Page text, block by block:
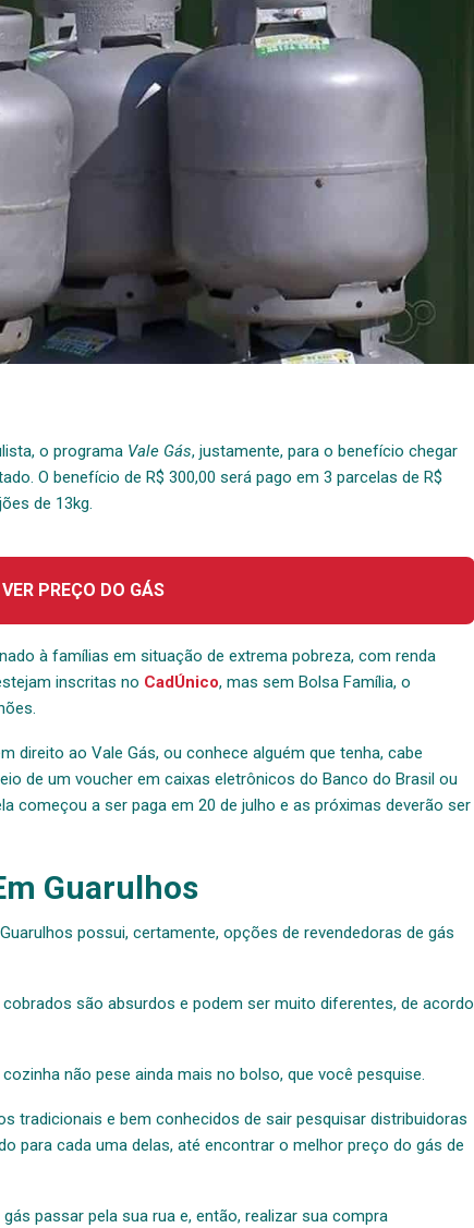
o programa Vale Gás, justamente, para o benefício chegar
O benefício de R$ 300,00 será pago em 3 parcelas de R$
de 13kg.
VER PREÇO DO GÁS
à famílias em situação de extrema pobreza, com renda
inscritas no CadÚnico, mas sem Bolsa Família, o
direito ao Vale Gás, ou conhece alguém que tenha, cabe
de um voucher em caixas eletrônicos do Banco do Brasil ou
começou a ser paga em 20 de julho e as próximas deverão ser
Guarulhos
possui, certamente, opções de revendedoras de gás
são absurdos e podem ser muito diferentes, de acordo
não pese ainda mais no bolso, que você pesquise.
tradicionais e bem conhecidos de sair pesquisar distribuidoras
para cada uma delas, até encontrar o melhor preço do gás de
passar pela sua rua e, então, realizar sua compra